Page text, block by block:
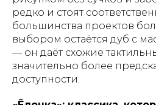
редко и стоят
большинства проектов
выбором остаётся дуб с
— он даёт схожие
значительно более
доступности.